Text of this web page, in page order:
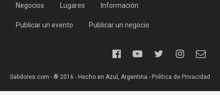
Negocios Lugares Información
Publicar un evento Publicar un negocio
Salidores.com - ® 2016 - Hecho en Azul, Argentina - Política de Privacidad